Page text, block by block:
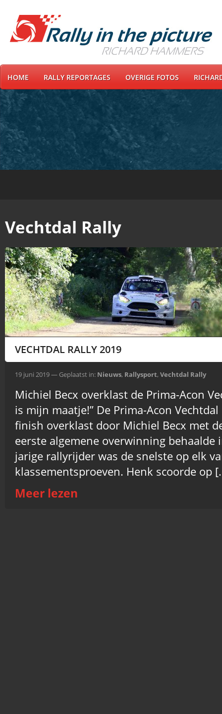
HOME RALLY REPORTAGES OVERIGE FOTOS
Vechtdal Rally
VECHTDAL RALLY 2019
19 juni 2019 — Geplaatst in: Nieuws, Rallysport, Vechtdal Rally
Michiel Becx overklast de Prima-Acon
is mijn maatje!” De Prima-Acon
finish overklast door Michiel Becx met
eerste algemene overwinning behaalde
jarige rallyrijder was de snelste op elk
klassementsproeven. Henk scoorde op
Meer lezen